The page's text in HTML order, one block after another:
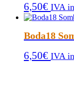
6,50€ IVA
Boda18
6,50€ IVA